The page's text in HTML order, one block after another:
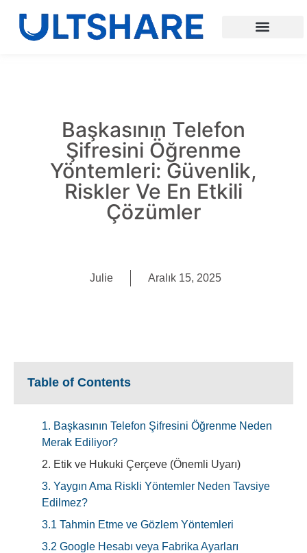
Başkasının Telefon
Şifresini Öğrenme
Yöntemleri: Güvenlik,
Riskler Ve En Etkili
Çözümler
Julie Aralık 15, 2025
Table of Contents
1. Başkasının Telefon Şifresini Öğrenme Neden
Merak Ediliyor?
2. Etik ve Hukuki Çerçeve (Önemli Uyarı)
3. Yaygın Ama Riskli Yöntemler Neden Tavsiye
Edilmez?
3.1 Tahmin Etme ve Gözlem Yöntemleri
3.2 Google Hesabı veya Fabrika Ayarları